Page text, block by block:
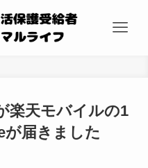
楽天モバイルの1
が届きました